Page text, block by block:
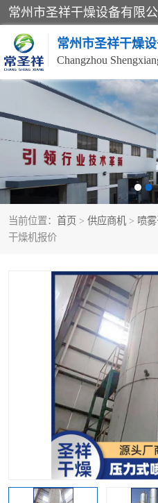
常州市圣祥干燥
当前位置： 首页 > 供应商机 > 喷
干燥机报价
单锥真空干燥机
气流干燥机
干燥机
桨叶干燥机
粗粉碎机
单锥螺带真空干燥机
方形圆形真空干燥机
热风循环烘箱
振动流化床干燥机